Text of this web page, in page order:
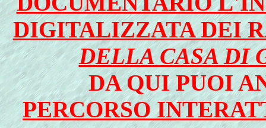
DIGITALIZZATA DEI
DELLA CASA DI
DA QUI PUOI
PERCORSO